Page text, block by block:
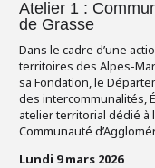
Atelier 1 :
de Grasse
Dans le cadre d’une
territoires des Alpes-
sa Fondation,le
des intercommunalités,
atelier territorial dédié
Communauté
Lundi 9 mars 2026